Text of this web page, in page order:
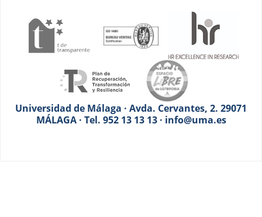
Universidad de Málaga · Avda. Cervantes, 2. 29071
MÁLAGA · Tel. 952 13 13 13 · info@uma.es